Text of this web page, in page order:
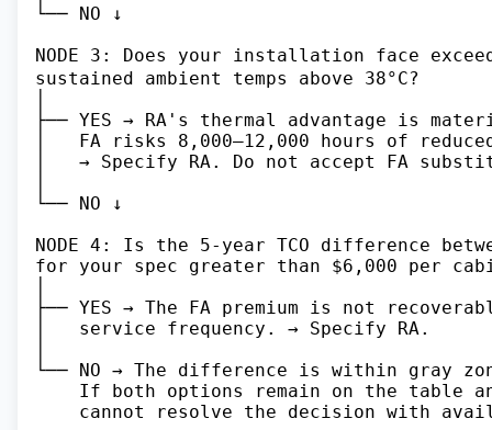
└── NO ↓
NODE 3: Does your installation face
sustained ambient temps above 38°C?
├── YES → RA's thermal advantage is
│   FA risks 8,000–12,000 hours of
│   → Specify RA. Do not accept FA
└── NO ↓
NODE 4: Is the 5-year TCO difference
for your spec greater than $6,000 per
├── YES → The FA premium is not
│   service frequency. → Specify RA.
└── NO → The difference is within gray
If both options remain on the table
cannot resolve the decision with